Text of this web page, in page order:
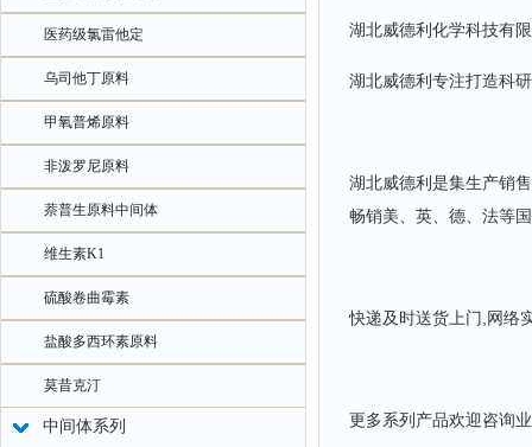
医药级氯雷他定
乌司他丁原料
甲氧普烯原料
非泼罗尼原料
萘普生原料中间体
维生素K1
硫酸卷曲霉素
盐酸多西环素原料
莫昔克汀
中间体系列
湖北威德利化学科技有
湖北威德利专注打造科
湖北威德利是集生产销
畅销美、英、德、法等
快递及时送货上门,网络
更多系列产品欢迎咨询